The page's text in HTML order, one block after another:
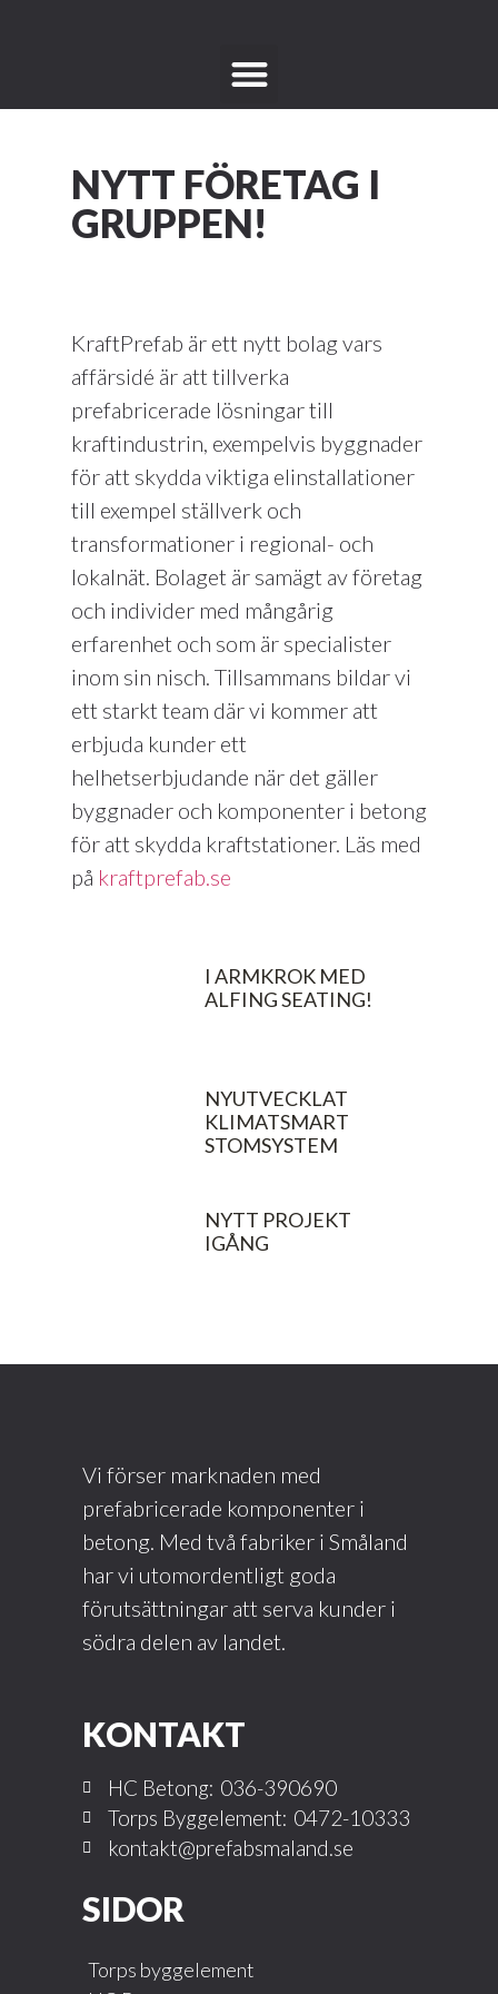
NYTT FÖRETAG I
GRUPPEN!
KraftPrefab är ett nytt bolag vars
affärsidé är att tillverka
prefabricerade lösningar till
kraftindustrin, exempelvis byggnader
för att skydda viktiga elinstallationer
till exempel ställverk och
transformationer i regional- och
lokalnät. Bolaget är samägt av företag
och individer med mångårig
erfarenhet och som är specialister
inom sin nisch. Tillsammans bildar vi
ett starkt team där vi kommer att
erbjuda kunder ett
helhetserbjudande när det gäller
byggnader och komponenter i betong
för att skydda kraftstationer. Läs med
på kraftprefab.se
I ARMKROK MED
ALFING SEATING!
NYUTVECKLAT
KLIMATSMART
STOMSYSTEM
NYTT PROJEKT
IGÅNG
Vi förser marknaden med
prefabricerade komponenter i
betong. Med två fabriker i Småland
har vi utomordentligt goda
förutsättningar att serva kunder i
södra delen av landet.
KONTAKT
HC Betong: 036-390690
Torps Byggelement: 0472-10333
kontakt@prefabsmaland.se
SIDOR
Torps byggelement